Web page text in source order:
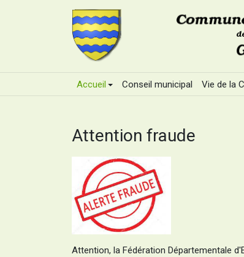
Accueil Conseil municipal Vie de la
Attention fraude
Attention, la Fédération Départementale